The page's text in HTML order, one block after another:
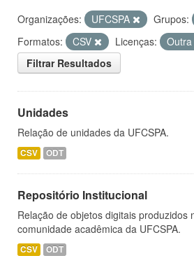
Organizações: UFCSPA Grupos:
Formatos:
CSV Licenças:
Filtrar Resultados
Unidades
Relação de unidades da UFCSPA.
CSV ODT
Repositório Institucional
Relação de objetos digitais produzidos
comunidade acadêmica da UFCSPA.
CSV ODT